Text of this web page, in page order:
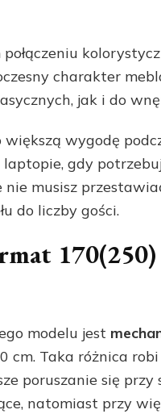
charakter
jak i do
wygodę
gdy
musisz
do liczby gości.
modelu jest
cm. Taka różnica
poruszanie się
natomiast przy